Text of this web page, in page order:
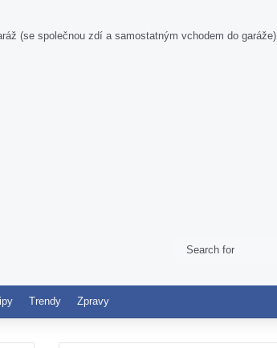
(se společnou zdí a samostatným vchodem do
Switch skin
Trendy Zpravy